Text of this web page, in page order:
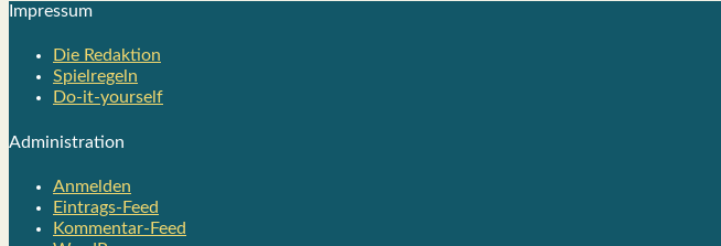
Impres­sum
Die Redak­ti­on
Spiel­re­geln
Do-it-your­s­elf
Admi­nis­tra­ti­on
Anmelden
Eintrags-Feed
Kommentar-Feed